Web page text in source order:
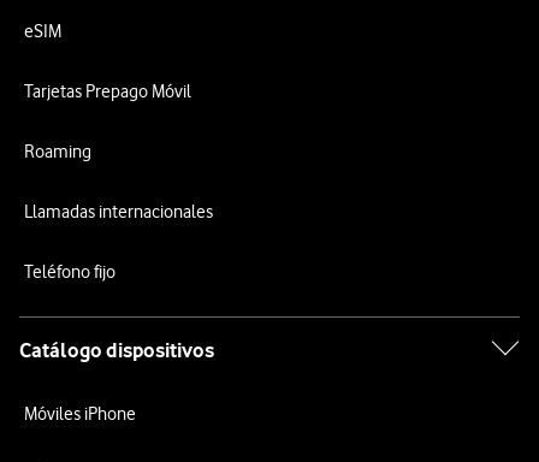
eSIM
Tarjetas Prepago Móvil
Roaming
Llamadas internacionales
Teléfono fijo
Catálogo dispositivos
Móviles iPhone